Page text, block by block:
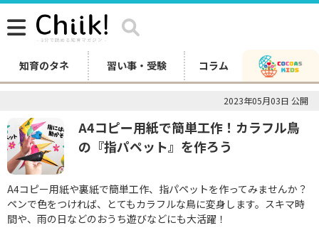
知育のタネ 習い事・受験 コラム
2023年05月03日 公開
A4コピー用紙で簡単工作！カラフル鳥
の『指パペット』を作ろう
A4コピー用紙や裏紙で簡単工作、指パペットを作ってみませんか？
ペンで色をつければ、とてもカラフルな鳥に変身します。スキマ時
間や、雨の日などのおうち遊びなどにも大活躍！